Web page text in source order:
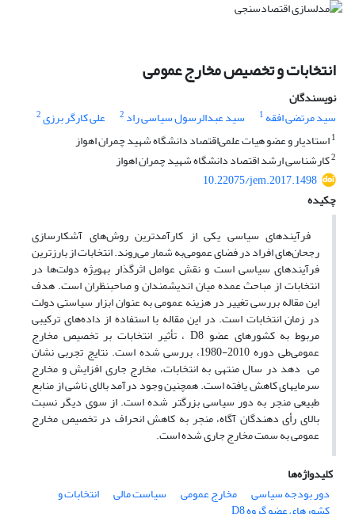
انتخابات و تخصیص مخارج عمومی
نویسندگان
سید مرتضی افقه 1 سید عبدالرسول سیاسی راد 2 علی کارگر برزی2
1استادیار و عضو هیات علمی‌اقتصاد دانشگاه شهید چمران اهواز
2کارشناسی ارشد اقتصاد دانشگاه شهید چمران اهواز
10.22075/jem.2017.1498
چکیده
فرآیندهای سیاسی یکی از کارآمد‌ترین روش‌های آشکارسازی
رجحان‌های افراد در فضای عمومی‌به شمار می‌روند. انتخابات از بارزترین
فرآیند‌های سیاسی است و نقش عوامل اثرگذار به­ویژه دولت‌ها در
انتخابات از مباحث عمده میان اندیشمندان و صاحبنظران است. هدف
این مقاله بررسی تغییر در هزینه عمومی‌ به عنوان ابزار سیاستی دولت
در زمان انتخابات است. در این مقاله با استفاده از داده‌های ترکیبی
مربوط به کشورهای عضو D8 ، تأثیر انتخابات بر تخصیص مخارج
عمومی‌طی دوره 2010-1980، بررسی شده است. نتایج تجربی نشان
می ­ دهد در سال منتهی به انتخابات، مخارج جاری افزایش و مخارج
سرمایه­ای کاهش یافته‌ است­. همچنین وجود درآمد بالای ناشی از منابع
طبیعی منجر به دور سیاسی بزرگ­تر شده است. از سوی دیگر نسبت
بالای رأی دهندگان آگاه، منجر به کاهش انحراف در تخصیص مخارج
عمومی ‌به سمت مخارج جاری شده است.
کلیدواژه‌ها
دور بودجه سیاسی
مخارج عمومی سیاست مالی انتخابات و